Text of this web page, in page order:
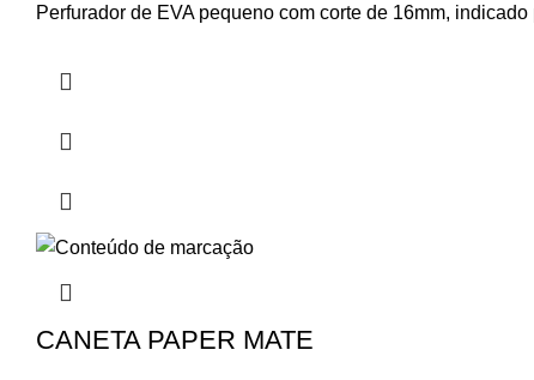
Perfurador de EVA pequeno com corte de 16mm,
CANETA PAPER MATE